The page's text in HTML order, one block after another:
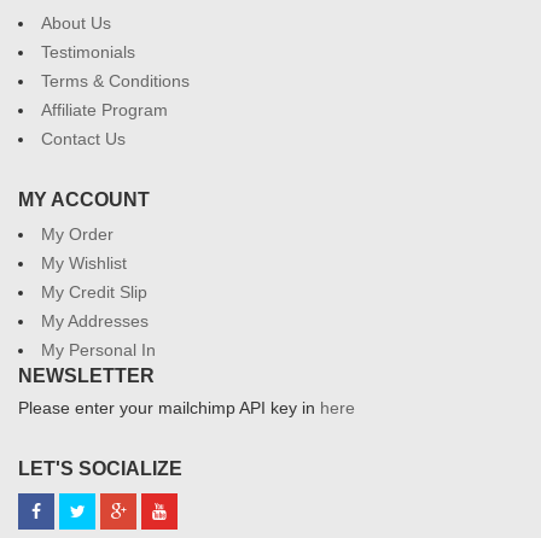
About Us
Testimonials
Terms & Conditions
Affiliate Program
Contact Us
MY ACCOUNT
My Order
My Wishlist
My Credit Slip
My Addresses
My Personal In
NEWSLETTER
Please enter your mailchimp API key in here
LET'S SOCIALIZE